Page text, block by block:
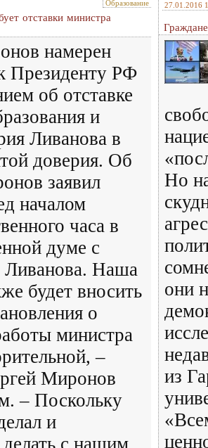
Образование
отставки министра
намерен
Президенту РФ
об отставке
и
Ливанова в
доверия. Об
заявил
началом
часа в
думе с
Ливанова. Наша
будет вносить
о
министра
–
Миронов
– Поскольку
и
с нашим
27.01.2016
Но
они
из